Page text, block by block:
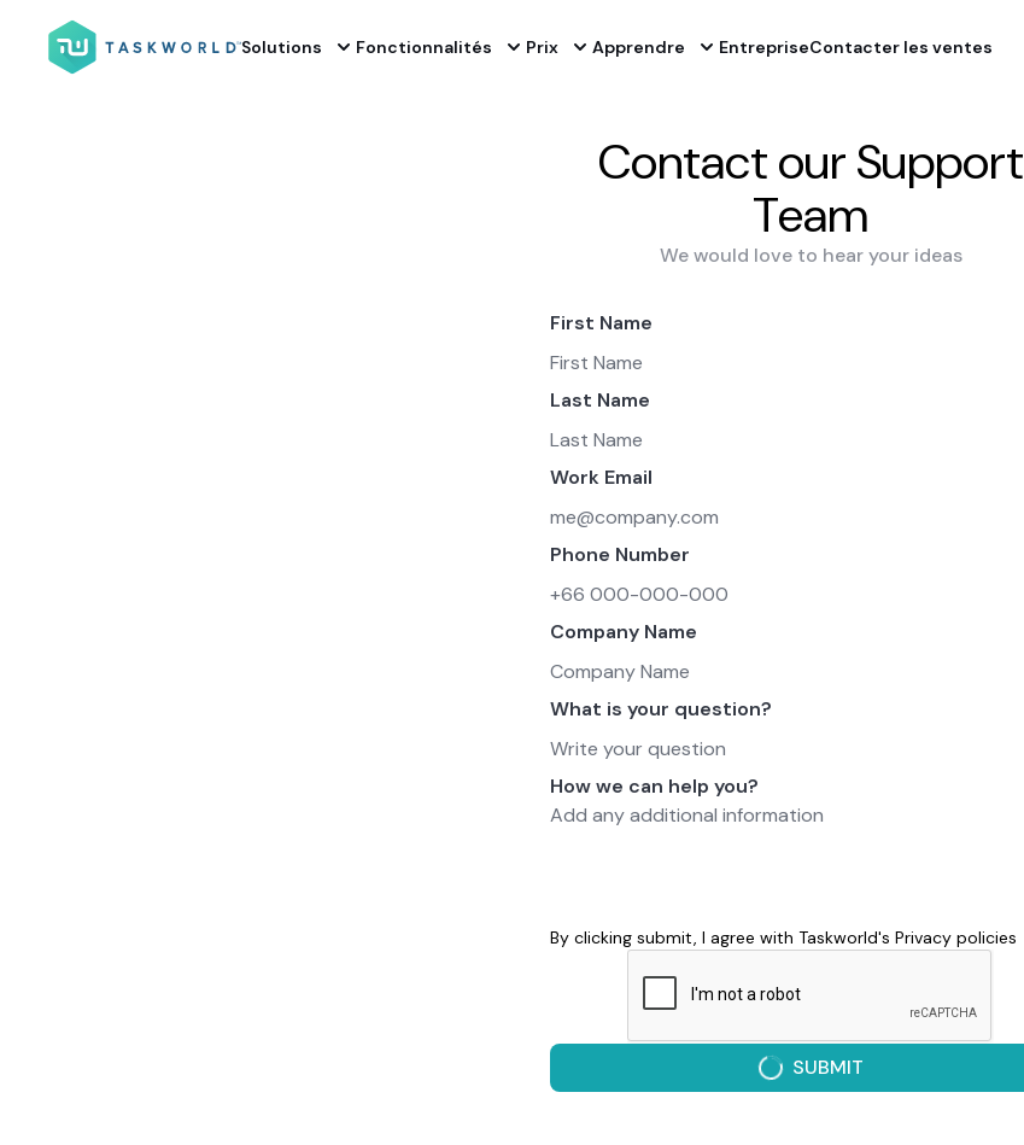
Solutions Fonctionnalités Prix Apprendre EntrepriseContacter les ventes
Contact our Support
Team
We would love to hear your ideas
First Name
Last Name
Work Email
Phone Number
Company Name
What is your question?
How we can help you?
By clicking submit, I agree with Taskworld's Privacy policies
SUBMIT